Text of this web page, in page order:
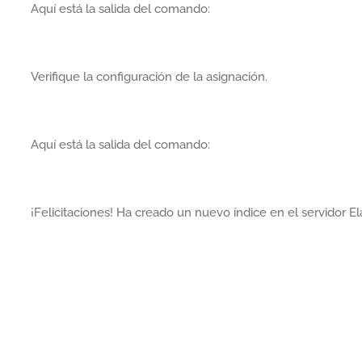
Aquí está la salida del comando:
Verifique la configuración de la asignación.
Aquí está la salida del comando:
¡Felicitaciones! Ha creado un nuevo índice en el servidor